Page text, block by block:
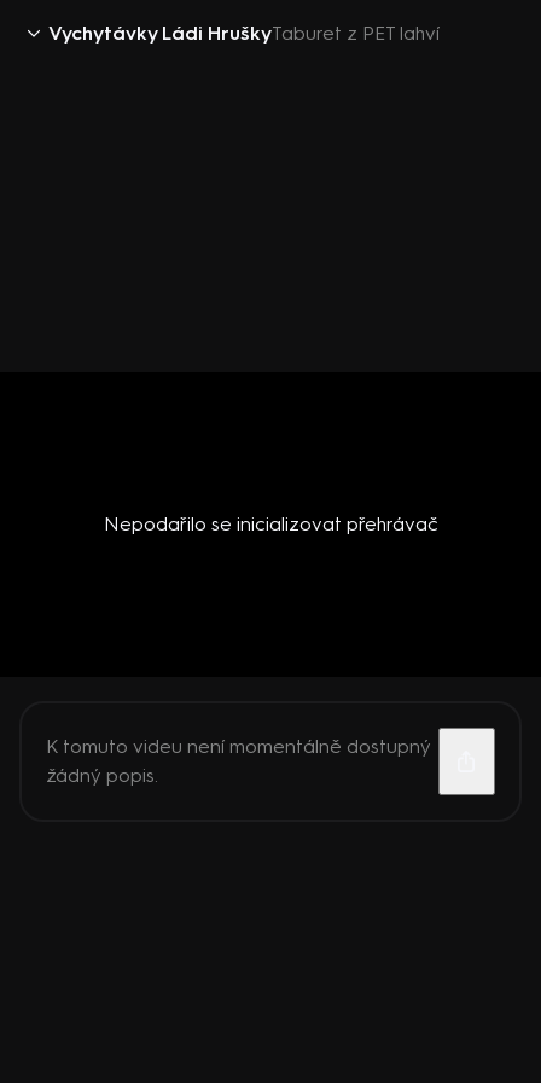
Vychytávky Ládi HruškyTaburet z PET lahví
Nepodařilo se inicializovat přehrávač
K tomuto videu není momentálně dostupný
žádný popis.